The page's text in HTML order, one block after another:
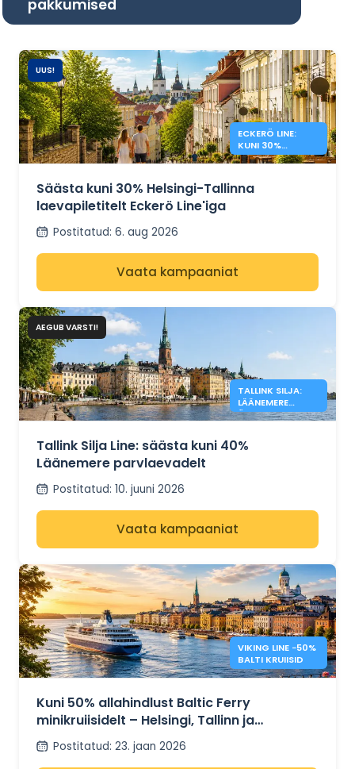
pakkumised
UUS!
ECKERÖ LINE:
KUNI 30%
ALLAHINDLUS
Säästa kuni 30% Helsingi-Tallinna
laevapiletitelt Eckerö Line'iga
Postitatud: 6. aug 2026
Vaata kampaaniat
AEGUB VARSTI!
TALLINK SILJA:
LÄÄNEMERE
ÜLETAMISTELT
Tallink Silja Line: säästa kuni 40%
Läänemere parvlaevadelt
Postitatud: 10. juuni 2026
Vaata kampaaniat
VIKING LINE −50%
BALTI KRUIISID
Kuni 50% allahindlust Baltic Ferry
minikruiisidelt – Helsingi, Tallinn ja
Stockholm
Postitatud: 23. jaan 2026